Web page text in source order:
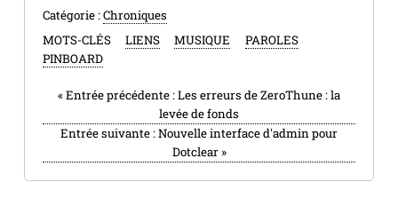
Catégorie :Chroniques
MOTS-CLÉS
LIENS MUSIQUE
PAROLES
PINBOARD
«Entrée précédente :Les erreurs de ZeroThune : la
levée de fonds
Entrée suivante :Nouvelle interface d'admin pour
Dotclear»